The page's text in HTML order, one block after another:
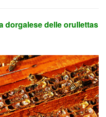
dorgalese delle orullettas